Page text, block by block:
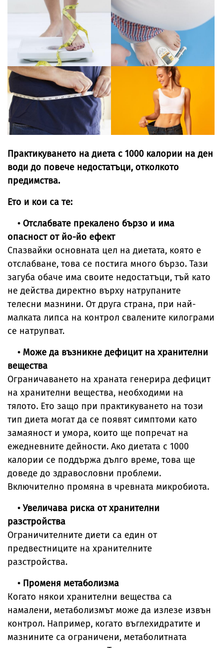
Практикуването на диета с 1000 калории на ден
води до повече недостатъци, отколкото
предимства.
Ето и кои са те:
• Отслабвате прекалено бързо и има
опасност от йо-йо ефект
Спазвайки основната цел на диетата, която е
отслабване, това се постига много бързо. Тази
загуба обаче има своите недостатъци, тъй като
не действа директно върху натрупаните
телесни мазнини. От друга страна, при най-
малката липса на контрол свалените килограми
се натрупват.
• Може да възникне дефицит на хранителни
вещества
Ограничаването на храната генерира дефицит
на хранителни вещества, необходими на
тялото. Ето защо при практикуването на този
тип диета могат да се появят симптоми като
замаяност и умора, които ще попречат на
ежедневните дейности. Ако диетата с 1000
калории се поддържа дълго време, това ще
доведе до здравословни проблеми.
Включително промяна в чревната микробиота.
• Увеличава риска от хранителни
разстройства
Ограничителните диети са един от
предвестниците на хранителните
разстройства.
• Променя метаболизма
Когато някои хранителни вещества са
намалени, метаболизмът може да излезе извън
контрол. Например, когато въглехидратите и
мазнините са ограничени, метаболитната